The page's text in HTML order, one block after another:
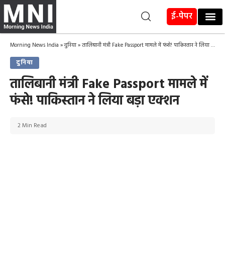
ई-पेपर
Morning News India »दुनिया»तालिबानी मंत्री Fake Passport मामले में फंसे! पाकिस्तान ने लिया बड़ा एक्शन
दुनिया
तालिबानी मंत्री Fake Passport मामले में
फंसे! पाकिस्तान ने लिया बड़ा एक्शन
2 Min Read